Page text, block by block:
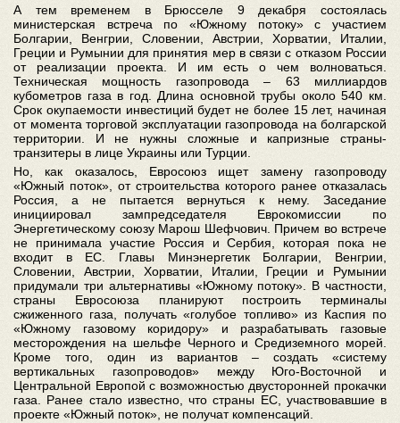
А тем временем в Брюсселе 9 декабря состоялась
министерская встреча по «Южному потоку» с участием
Болгарии, Венгрии, Словении, Австрии, Хорватии, Италии,
Греции и Румынии для принятия мер в связи с отказом России
от реализации проекта. И им есть о чем волноваться.
Техническая мощность газопровода – 63 миллиардов
кубометров газа в год. Длина основной трубы около 540 км.
Срок окупаемости инвестиций будет не более 15 лет, начиная
от момента торговой эксплуатации газопровода на болгарской
территории. И не нужны сложные и капризные страны-
транзитеры в лице Украины или Турции.
Но, как оказалось, Евросоюз ищет замену газопроводу
«Южный поток», от строительства которого ранее отказалась
Россия, а не пытается вернуться к нему. Заседание
инициировал зампредседателя Еврокомиссии по
Энергетическому союзу Марош Шефчович. Причем во встрече
не принимала участие Россия и Сербия, которая пока не
входит в ЕС. Главы Минэнергетик Болгарии, Венгрии,
Словении, Австрии, Хорватии, Италии, Греции и Румынии
придумали три альтернативы «Южному потоку». В частности,
страны Евросоюза планируют построить терминалы
сжиженного газа, получать «голубое топливо» из Каспия по
«Южному газовому коридору» и разрабатывать газовые
месторождения на шельфе Черного и Средиземного морей.
Кроме того, один из вариантов – создать «систему
вертикальных газопроводов» между Юго-Восточной и
Центральной Европой с возможностью двусторонней прокачки
газа. Ранее стало известно, что страны ЕС, участвовавшие в
проекте «Южный поток», не получат компенсаций.